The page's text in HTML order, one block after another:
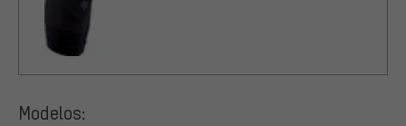
Modelos: